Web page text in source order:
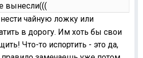
вынесли(((
чайную ложку или
в дорогу. Им хоть бы свои
Что-то испортить - это да,